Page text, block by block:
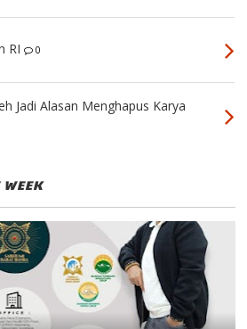
RI 0
Jadi Alasan Menghapus Karya
WEEK